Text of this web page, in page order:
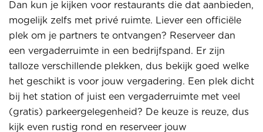
Dan kun je kijken voor restaurants die dat aanbieden,
mogelijk zelfs met privé ruimte. Liever een officiële
plek om je partners te ontvangen? Reserveer dan
een vergaderruimte in een bedrijfspand. Er zijn
talloze verschillende plekken, dus bekijk goed welke
het geschikt is voor jouw vergadering. Een plek dicht
bij het station of juist een vergaderruimte met veel
(gratis) parkeergelegenheid? De keuze is reuze, dus
kijk even rustig rond en reserveer jouw